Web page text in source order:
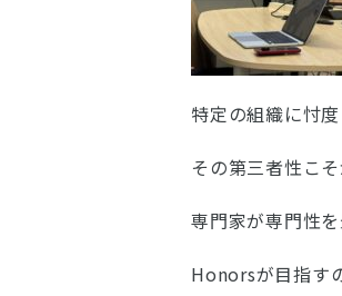
特定の組織に忖
その第三者性こ
専門家が専門性
Honorsが目指す